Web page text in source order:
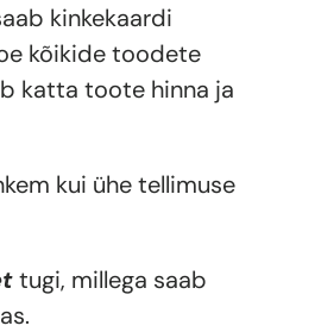
kinkekaardi
kõikide toodete
katta toote hinna ja
kui ühe tellimuse
tugi, millega saab